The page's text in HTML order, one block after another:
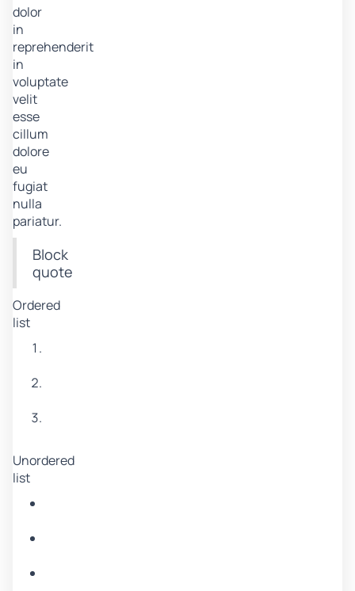
dolor
in
reprehenderit
in
voluptate
velit
esse
cillum
dolore
eu
fugiat
nulla
pariatur.
Block
quote
Ordered
list
Unordered
list